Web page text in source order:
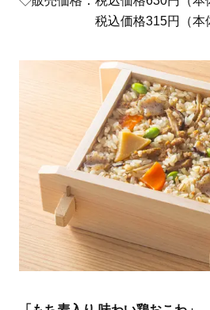
税込価格315円（本体価